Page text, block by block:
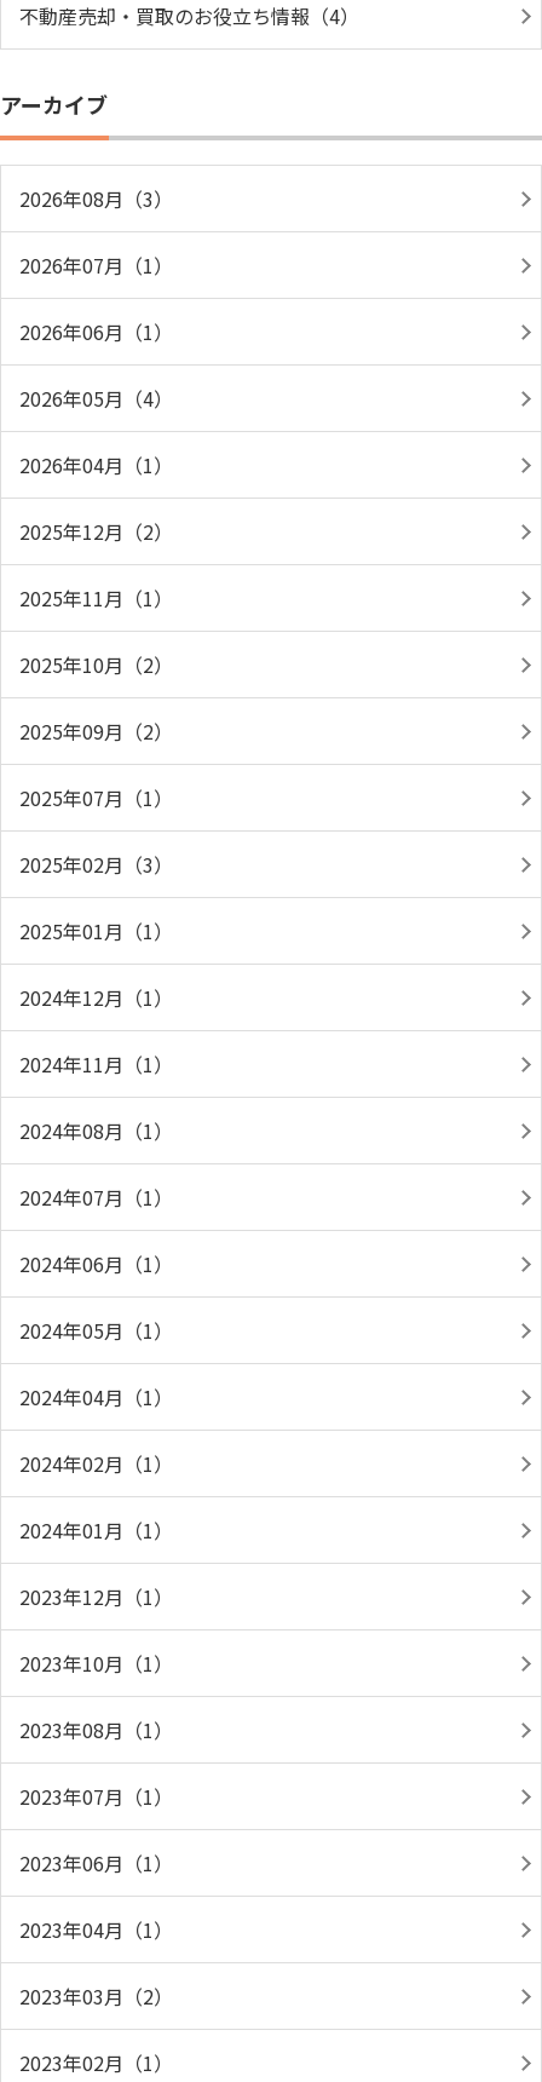
不動産売却・買取のお役立ち情報（4）
アーカイブ
2026年08月（3）
2026年07月（1）
2026年06月（1）
2026年05月（4）
2026年04月（1）
2025年12月（2）
2025年11月（1）
2025年10月（2）
2025年09月（2）
2025年07月（1）
2025年02月（3）
2025年01月（1）
2024年12月（1）
2024年11月（1）
2024年08月（1）
2024年07月（1）
2024年06月（1）
2024年05月（1）
2024年04月（1）
2024年02月（1）
2024年01月（1）
2023年12月（1）
2023年10月（1）
2023年08月（1）
2023年07月（1）
2023年06月（1）
2023年04月（1）
2023年03月（2）
2023年02月（1）